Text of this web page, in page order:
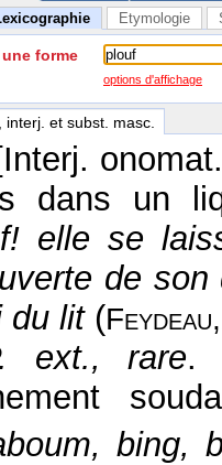
Etymologie
une forme
options d'affichage
, interj. et subst. masc.
dans un
elle se
de
du lit(Feydeau,
ext., rare.
bing,